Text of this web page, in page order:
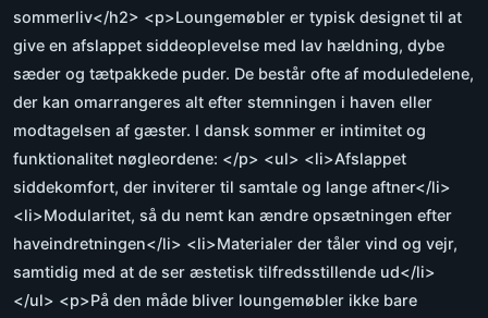
sommerliv</h2> <p>Loungemøbler er typisk designet til at
give en afslappet siddeoplevelse med lav hældning, dybe
sæder og tætpakkede puder. De består ofte af moduledelene,
der kan omarrangeres alt efter stemningen i haven eller
modtagelsen af gæster. I dansk sommer er intimitet og
funktionalitet nøgleordene: </p> <ul> <li>Afslappet
siddekomfort, der inviterer til samtale og lange aftner</li>
<li>Modularitet, så du nemt kan ændre opsætningen efter
haveindretningen</li> <li>Materialer der tåler vind og vejr,
samtidig med at de ser æstetisk tilfredsstillende ud</li>
</ul> <p>På den måde bliver loungemøbler ikke bare